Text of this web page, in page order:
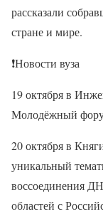
рассказали
стране и мире.
❗Новости вуза
19 октября в
Молодёжный
20 октября в
уникальный
воссоединения
областей с